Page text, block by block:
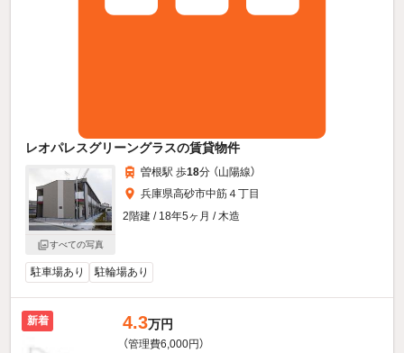
レオパレスグリーングラスの賃貸物件
すべての写真
曽根駅 歩18分 （山陽線）
兵庫県高砂市中筋４丁目
2階建 / 18年5ヶ月 / 木造
駐車場あり 駐輪場あり
新着 4.3万円
（管理費6,000円）